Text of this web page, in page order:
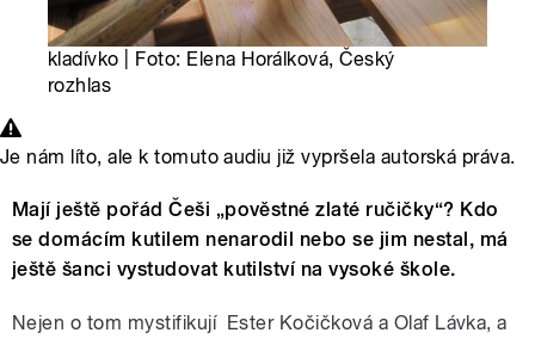
kladívko | Foto: Elena Horálková, Český
rozhlas
Je nám líto, ale k tomuto audiu již vypršela autorská práva.
Mají ještě pořád Češi „pověstné zlaté ručičky“? Kdo
se domácím kutilem nenarodil nebo se jim nestal, má
ještě šanci vystudovat kutilství na vysoké škole.
Nejen o tom mystifikují Ester Kočičková a Olaf Lávka, a